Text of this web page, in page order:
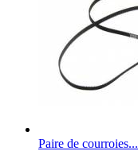
Paire de courroies...